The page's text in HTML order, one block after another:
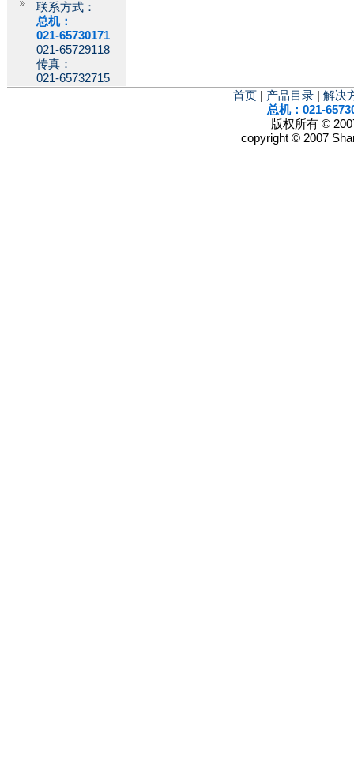
联系方式：
总机：
021-65730171
021-65729118
传真：
021-65732715
首页
产品目录
解决
总机：021-
版权所有 ©
copyright © 2007